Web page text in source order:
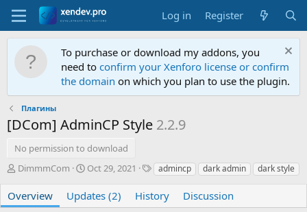
Log in Register
To purchase or download my addons, you
need to confirm your Xenforo license or confirm
the domain on which you plan to use the plugin.
Плагины
[DCom] AdminCP Style 2.2.9
No permission to download
A
t
h
DimmmCom
C
e
a
Oct 29, 2021
T
g
s
admincp dark admin dark style
Overview Updates (2) History Discussion